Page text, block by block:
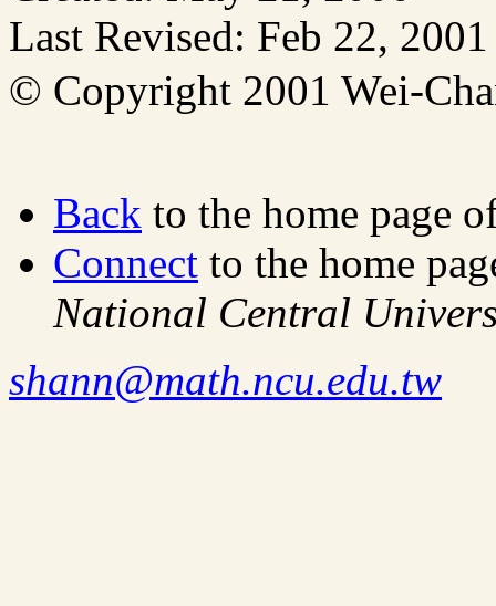
Last Revised: Feb 22, 2001
© Copyright 2001 Wei-
Back to the home page
Connect to the home
National Central
shann@math.ncu.edu.tw